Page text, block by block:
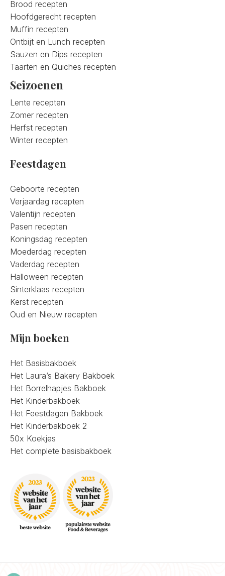
Brood recepten
Hoofdgerecht recepten
Muffin recepten
Ontbijt en Lunch recepten
Sauzen en Dips recepten
Taarten en Quiches recepten
Seizoenen
Lente recepten
Zomer recepten
Herfst recepten
Winter recepten
Feestdagen
Geboorte recepten
Verjaardag recepten
Valentijn recepten
Pasen recepten
Koningsdag recepten
Moederdag recepten
Vaderdag recepten
Halloween recepten
Sinterklaas recepten
Kerst recepten
Oud en Nieuw recepten
Mijn boeken
Het Basisbakboek
Het Laura’s Bakery Bakboek
Het Borrelhapjes Bakboek
Het Kinderbakboek
Het Feestdagen Bakboek
Het Kinderbakboek 2
50x Koekjes
Het complete basisbakboek